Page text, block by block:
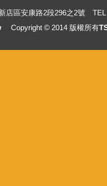
區安康路2段296之2號 TEL
Copyright © 2014 版權所有